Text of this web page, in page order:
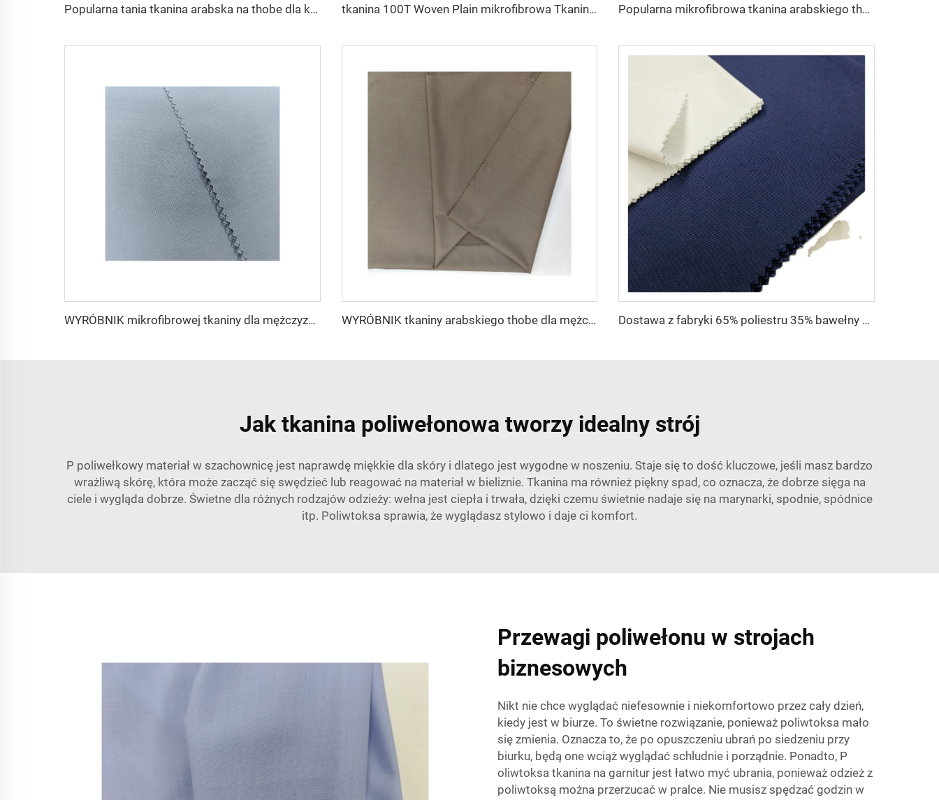
Popularna tania tkanina arabska na thobe dla koszuli i spodni z poliestru Toyobo mikrofibrowa tkanina 100T Woven Plain mikrofibrowa Tkanina Poliestrowa Toyobo Tkanina Arabska Thobe Popularna mikrofibrowa tkanina arabskiego thobe dla mężczyzn z wirującego poliestru tkanina toyobo koszula arabski thobe
WYRÓBNIK mikrofibrowej tkaniny dla mężczyzn z wirującego poliestru tkanina toyobo koszula arabski thobe WYRÓBNIK tkaniny arabskiego thobe dla mężczyzn z wirującego poliestru tkanina toyobo koszula arabski thobe Dostawa z fabryki 65% poliestru 35% bawełny na podszewkę dżinsów w kolorze jednolitym TC TWILL Farbowany materiał na kieszenie do odzieży roboczej
Jak tkanina poliwełonowa tworzy idealny strój
P poliwełkowy materiał w szachownicę jest naprawdę miękkie dla skóry i dlatego jest wygodne w noszeniu. Staje się to dość kluczowe, jeśli masz bardzo
wrażliwą skórę, która może zacząć się swędzieć lub reagować na materiał w bieliznie. Tkanina ma również piękny spad, co oznacza, że dobrze sięga na
ciele i wygląda dobrze. Świetne dla różnych rodzajów odzieży: wełna jest ciepła i trwała, dzięki czemu świetnie nadaje się na marynarki, spodnie, spódnice
itp. Poliwtoksa sprawia, że wyglądasz stylowo i daje ci komfort.
Przewagi poliwełonu w strojach
biznesowych
Nikt nie chce wyglądać niefesownie i niekomfortowo przez cały dzień,
kiedy jest w biurze. To świetne rozwiązanie, ponieważ poliwtoksa mało
się zmienia. Oznacza to, że po opuszczeniu ubrań po siedzeniu przy
biurku, będą one wciąż wyglądać schludnie i porządnie. Ponadto, P
oliwtoksa tkanina na garnitur jest łatwo myć ubrania, ponieważ odzież z
poliwtoksą można przerzucać w pralce. Nie musisz spędzać godzin w